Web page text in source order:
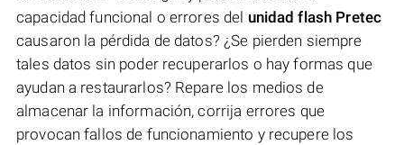
capacidad funcional o errores del unidad flash Pretec
causaron la pérdida de datos? ¿Se pierden siempre
tales datos sin poder recuperarlos o hay formas que
ayudan a restaurarlos? Repare los medios de
almacenar la información, corrija errores que
provocan fallos de funcionamiento y recupere los